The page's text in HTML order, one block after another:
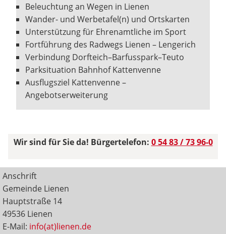
Beleuchtung an Wegen in Lienen
Wander- und Werbetafel(n) und Ortskarten
Unterstützung für Ehrenamtliche im Sport
Fortführung des Radwegs Lienen – Lengerich
Verbindung Dorfteich–Barfusspark–Teuto
Parksituation Bahnhof Kattenvenne
Ausflugsziel Kattenvenne –
Angebotserweiterung
Wir sind für Sie da! Bürgertelefon: 0 54 83 / 73 96-0
Anschrift
Gemeinde Lienen
Hauptstraße 14
49536 Lienen
E-Mail: info(at)lienen.de